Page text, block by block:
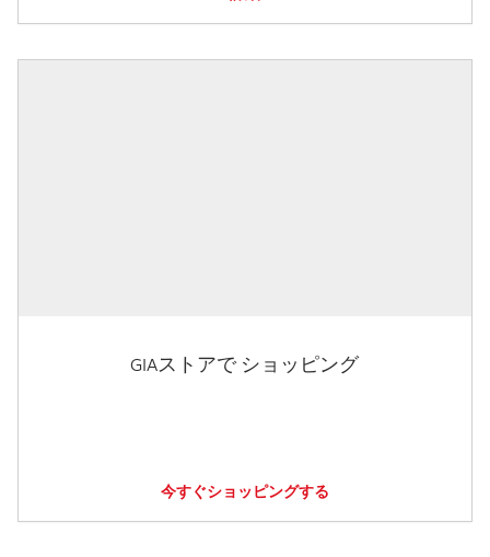
GIAストアで ショッピング
今すぐショッピングする